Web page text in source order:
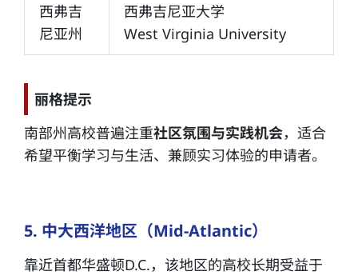
西弗吉
尼亚州
西弗吉尼亚大学
West Virginia University
丽格提示
南部州高校普遍注重社区氛围与实践机会，适合
希望平衡学习与生活、兼顾实习体验的申请者。
5. 中大西洋地区（Mid-Atlantic）
靠近首都华盛顿D.C.，该地区的高校长期受益于